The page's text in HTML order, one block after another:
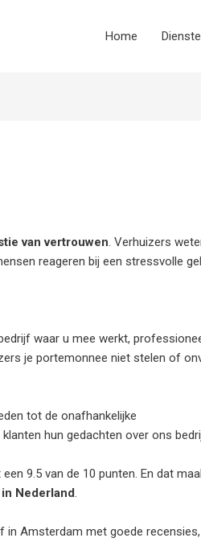
Home
van vertrouwen . Verhuizers
reageren bij een stressvolle
waar u mee werkt,
je portemonnee niet stelen of
tot de onafhankelijke
klanten hun gedachten over ons
9.5 van de 10 punten. En dat
Nederland
in Amsterdam met goede